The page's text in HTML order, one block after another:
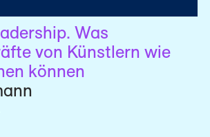
Was
von Künstlern wie
können